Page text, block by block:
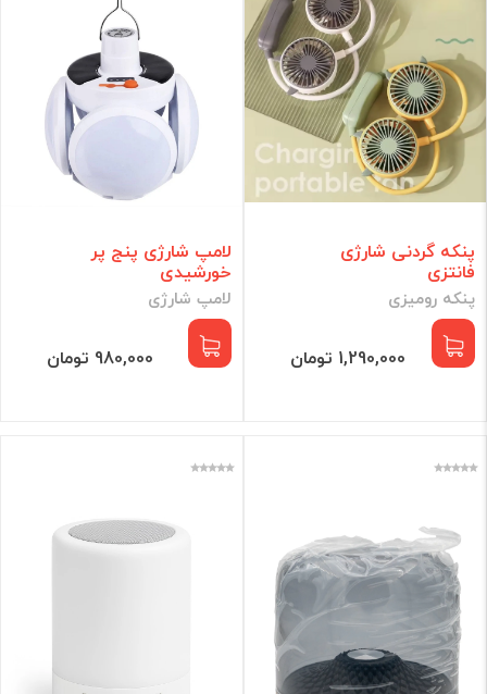
پنکه گردنی شارژی
فانتزی
پنکه رومیزی
1,290,000 تومان
لامپ شارژی پنج پر
خورشیدی
لامپ شارژی
980,000 تومان